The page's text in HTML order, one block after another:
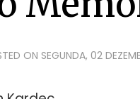
ON SEGUNDA, 02